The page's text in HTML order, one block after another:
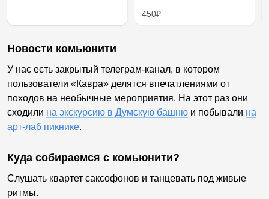
450₽
Новости комьюнити
У нас есть закрытый телеграм-канал, в котором
пользователи «Кавра» делятся впечатлениями от
походов на необычные мероприятия. На этот раз они
сходили на экскурсию в Думскую башню и побывали на
арт-лаб пикнике.
Куда собираемся с комьюнити?
Слушать квартет саксофонов и танцевать под живые
ритмы.